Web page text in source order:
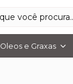
Oleos e Graxas